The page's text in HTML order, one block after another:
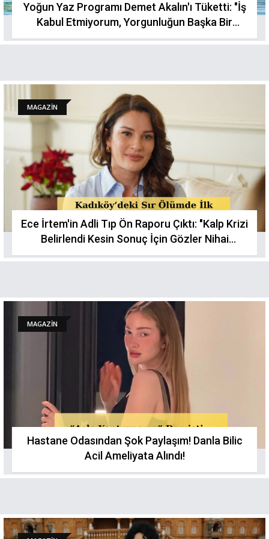
Yoğun Yaz Programı Demet Akalın'ı Tüketti: "İş
Kabul Etmiyorum, Yorgunluğun Başka Bir
Seviyesindeyim"
MAGAZİN
Ece İrtem'in Adli Tıp Ön Raporu Çıktı: "Kalp Krizi
Belirlendi Kesin Sonuç İçin Gözler Nihai
Raporda!"
MAGAZİN
Hastane Odasından Şok Paylaşım! Danla Bilic
Acil Ameliyata Alındı!